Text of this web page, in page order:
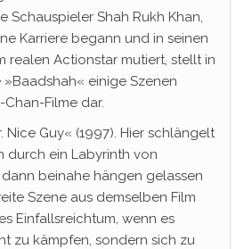
Schauspieler Shah Rukh Khan,
Karriere begann und in seinen
realen Actionstar mutiert, stellt in
einige Szenen
Filme dar.
Nice Guy« (1997). Hier schlängelt
durch ein Labyrinth von
beinahe hängen gelassen
Szene aus demselben Film
Einfallsreichtum, wenn es
zu kämpfen, sondern sich zu